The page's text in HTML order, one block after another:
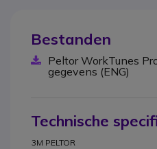
Bestanden
Peltor WorkTunes
gegevens (ENG)
Technische
3M PELTOR